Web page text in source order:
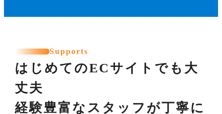
Supports
はじめてのECサイトでも大
丈夫
経験豊富なスタッフが丁寧に